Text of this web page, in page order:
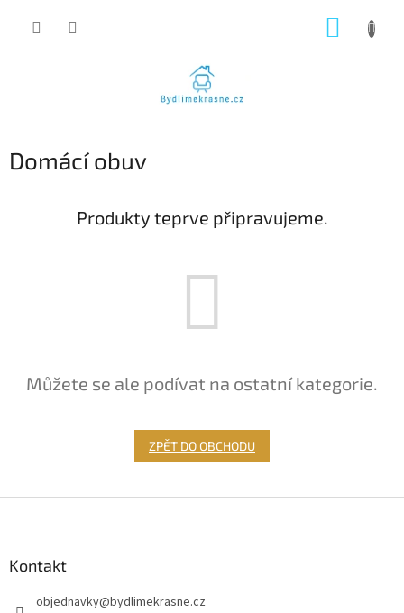
Domácí obuv
Produkty teprve připravujeme.
Můžete se ale podívat na ostatní kategorie.
ZPĚT DO OBCHODU
Kontakt
objednavky@bydlimekrasne.cz